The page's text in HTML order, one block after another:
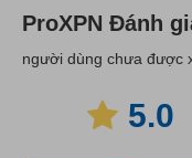
ProXPN Đánh
người dùng chưa được
5.0